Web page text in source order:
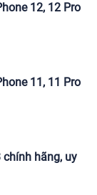
12, 12 Pro
11, 11 Pro
hãng, uy